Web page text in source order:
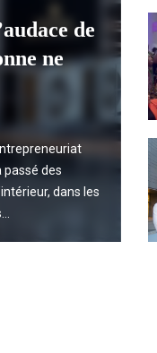
de
ne
passé des
dans les